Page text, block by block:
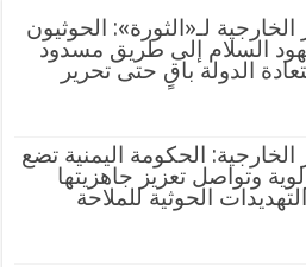
الخارجية لـ«الثورة»: الحوثيون
السلام إلى طريق مسدود
الدولة باقٍ حتى تحرير
الخارجية: الحكومة اليمنية تضع
وتواصل تعزيز جاهزيتها
الحوثية للملاحة